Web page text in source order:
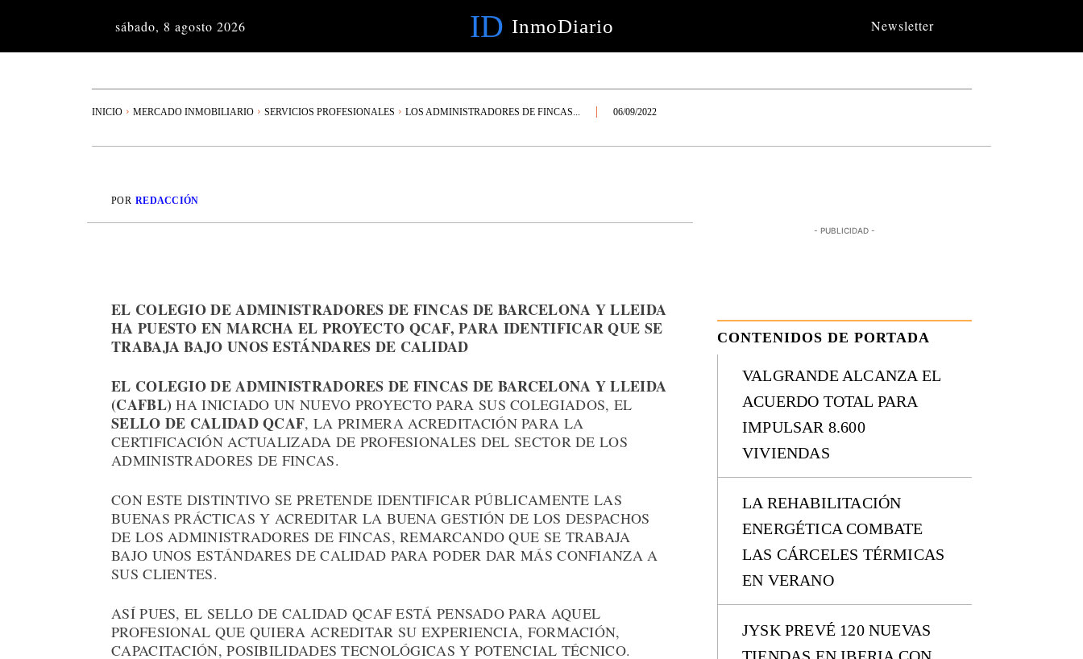
sábado, 8 agosto 2026 ID InmoDiario Newsletter
INICIO MERCADO INMOBILIARIO SERVICIOS PROFESIONALES LOS ADMINISTRADORES DE FINCAS... 06/09/2022
POR REDACCIÓN
EL COLEGIO DE ADMINISTRADORES DE FINCAS DE BARCELONA Y LLEIDA
HA PUESTO EN MARCHA EL PROYECTO QCAF, PARA IDENTIFICAR QUE SE
TRABAJA BAJO UNOS ESTÁNDARES DE CALIDAD
EL COLEGIO DE ADMINISTRADORES DE FINCAS DE BARCELONA Y LLEIDA
(CAFBL) HA INICIADO UN NUEVO PROYECTO PARA SUS COLEGIADOS, EL
SELLO DE CALIDAD QCAF, LA PRIMERA ACREDITACIÓN PARA LA
CERTIFICACIÓN ACTUALIZADA DE PROFESIONALES DEL SECTOR DE LOS
ADMINISTRADORES DE FINCAS.
CON ESTE DISTINTIVO SE PRETENDE IDENTIFICAR PÚBLICAMENTE LAS
BUENAS PRÁCTICAS Y ACREDITAR LA BUENA GESTIÓN DE LOS DESPACHOS
DE LOS ADMINISTRADORES DE FINCAS, REMARCANDO QUE SE TRABAJA
BAJO UNOS ESTÁNDARES DE CALIDAD PARA PODER DAR MÁS CONFIANZA A
SUS CLIENTES.
ASÍ PUES, EL SELLO DE CALIDAD QCAF ESTÁ PENSADO PARA AQUEL
PROFESIONAL QUE QUIERA ACREDITAR SU EXPERIENCIA, FORMACIÓN,
CAPACITACIÓN, POSIBILIDADES TECNOLÓGICAS Y POTENCIAL TÉCNICO.
- PUBLICIDAD -
CONTENIDOS DE PORTADA
VALGRANDE ALCANZA EL
ACUERDO TOTAL PARA
IMPULSAR 8.600
VIVIENDAS
LA REHABILITACIÓN
ENERGÉTICA COMBATE
LAS CÁRCELES TÉRMICAS
EN VERANO
JYSK PREVÉ 120 NUEVAS